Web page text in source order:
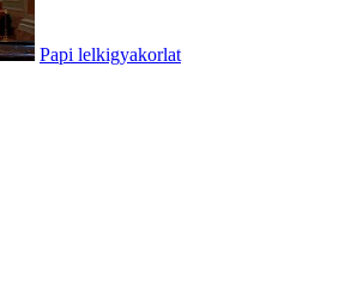
Papi lelkigyakorlat